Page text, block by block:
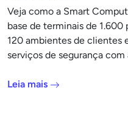
Veja como a Smart
base de terminais de 1.600
120 ambientes de clientes
serviços de segurança com
Leia mais